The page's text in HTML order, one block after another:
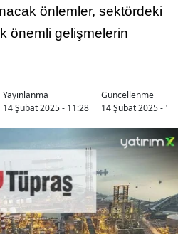
önlemler, sektördeki
önemli gelişmelerin
Yayınlanma
14 Şubat 2025 - 11:28
Güncellenme
14 Şubat 2025 -